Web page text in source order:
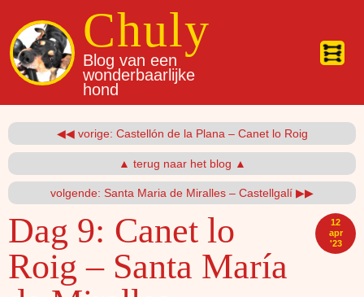
Chuly
Blog van een
wonderbaarlijke
hond
◀◀ vorige: Castellón de la Plana – Canet lo Roig
▲ terug naar het blog ▲
volgende: Santa Maria de Miralles – Castellgalí ▶▶
12
apr
'23
Dag 9: Canet lo
Roig – Santa María